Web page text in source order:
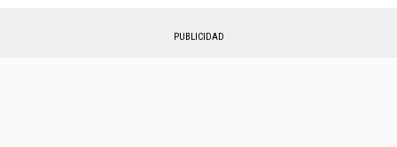
PUBLICIDAD